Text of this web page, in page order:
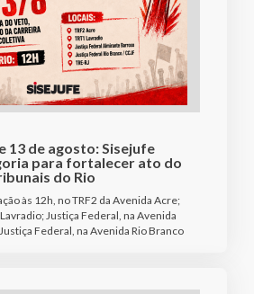
13 de agosto: Sisejufe
para fortalecer ato do
do Rio
às 12h, no TRF2 da Avenida Acre;
Justiça Federal, na Avenida
Federal, na Avenida Rio Branco